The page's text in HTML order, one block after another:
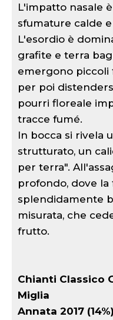
L'impatto nasale
sfumature calde
L'esordio è
grafite e terra
emergono piccoli
per poi
pourri floreale
tracce fumé.
In bocca si rivela
strutturato, un
per terra".
profondo, dove la
splendidamente
misurata, che
frutto.
Chianti Classico
Miglia
Annata 2017 (14%)